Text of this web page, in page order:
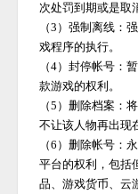
次处罚到期或是取
（3）强制离线：
戏程序的执行。
（4）封停帐号：
款游戏的权利。
（5）删除档案：
不让该人物再出现
（6）删除帐号：
平台的权利，包括
品、游戏货币、云